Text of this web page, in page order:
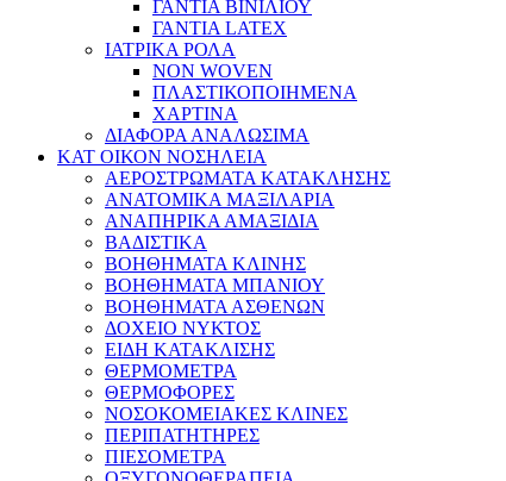
ΓΑΝΤΙΑ ΒΙΝΙΛΙΟΥ
ΓΑΝΤΙΑ LATEX
ΙΑΤΡΙΚΑ ΡΟΛΑ
NON WOVEN
ΠΛΑΣΤΙΚΟΠΟΙΗΜΕΝΑ
ΧΑΡΤΙΝΑ
ΔΙΑΦΟΡΑ ΑΝΑΛΩΣΙΜΑ
ΚΑΤ ΟΙΚΟΝ ΝΟΣΗΛΕΙΑ
ΑΕΡΟΣΤΡΩΜΑΤΑ ΚΑΤΑΚΛΗΣΗΣ
ΑΝΑΤΟΜΙΚΑ ΜΑΞΙΛΑΡΙΑ
ΑΝΑΠΗΡΙΚΑ ΑΜΑΞΙΔΙΑ
ΒΑΔΙΣΤΙΚΑ
ΒΟΗΘΗΜΑΤΑ ΚΛΙΝΗΣ
ΒΟΗΘΗΜΑΤΑ ΜΠΑΝΙΟΥ
ΒΟΗΘΗΜΑΤΑ ΑΣΘΕΝΩΝ
ΔΟΧΕΙΟ ΝΥΚΤΟΣ
ΕΙΔΗ ΚΑΤΑΚΛΙΣΗΣ
ΘΕΡΜΟΜΕΤΡΑ
ΘΕΡΜΟΦΟΡΕΣ
ΝΟΣΟΚΟΜΕΙΑΚΕΣ ΚΛΙΝΕΣ
ΠΕΡΙΠΑΤΗΤΗΡΕΣ
ΠΙΕΣΟΜΕΤΡΑ